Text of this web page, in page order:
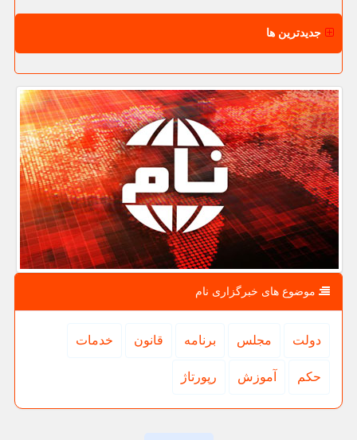
جدیدترین ها
موضوع های خبرگزاری نام
دولت مجلس برنامه قانون خدمات
حكم آموزش رپورتاژ